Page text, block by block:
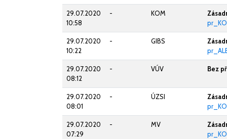
29.07.2020
10:58
- KOM
29.07.2020
10:22
- GIBS
29.07.2020
08:12
- VÚV Bez
29.07.2020
08:01
- ÚZSI
29.07.2020
07:29
- MV